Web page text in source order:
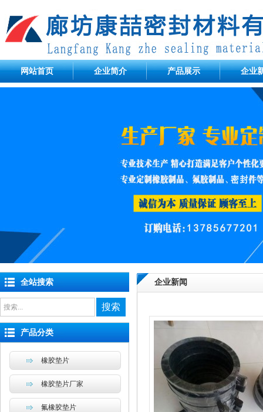
网站首页 企业简介 产品展示 企业
企业新闻
全站搜索
搜索
产品分类
橡胶垫片
橡胶垫片厂家
氟橡胶垫片